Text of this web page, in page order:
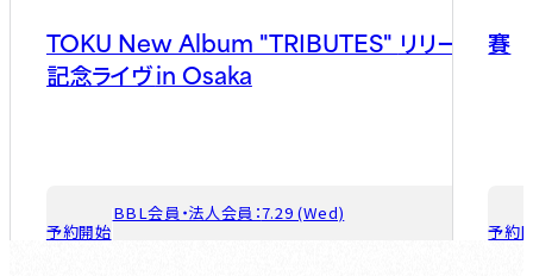
TOKU New Album "TRIBUTES" リリース
記念ライヴin Osaka
予約開始
BBL会員・法人会員：7.29 (Wed)
賽
予約